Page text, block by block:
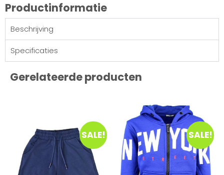
Productinformatie
Beschrijving
Specificaties
Gerelateerde producten
SALE! SALE!